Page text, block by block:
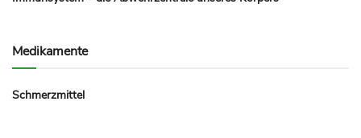
Medikamente
Schmerzmittel